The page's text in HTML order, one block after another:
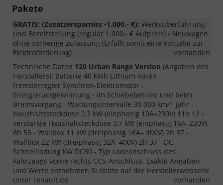
Pakete
GRATIS: (Zusatzersparniss -1.000,- €): Werksüberführung
und Bereitstellung (regulär 1.000,- € Aufpreis) - Neuwagen
ohne vorherige Zulassung (Erfüllt somit eine Vorgabe zur
Elektroförderung)
vorhanden
Technische Daten 120 Urban Range Version (Angaben des
Herstellers): Batterie 40 kWh Lithium-Ionen -
fremderregter Synchron-Elektromotor -
Energierückgewinnung - im Schiebebetrieb und beim
Bremsvorgang - Wartungsintervalle 30.000 km/1 Jahr -
Haushaltssteckdose 2,3 kW (einphasig 10A–230V) 11h 12 -
verstärkte Haushaltsteckdose 3,7 kW (einphasig 16A–230V)
6h 58 - Wallbox 11 kW (dreiphasig 16A– 400V) 2h 37 -
Wallbox 22 kW (dreiphasig 32A–400V) 2h 37 - DC-
Schnellladung kW DC80 - Typ Ladeanschluss des
Fahrzeugs vorne rechts CCS-Anschluss. Exakte Angaben
und Werte entnehmen SI ebitte auf der Herstellerwebseite
unter renault.de
vorhanden